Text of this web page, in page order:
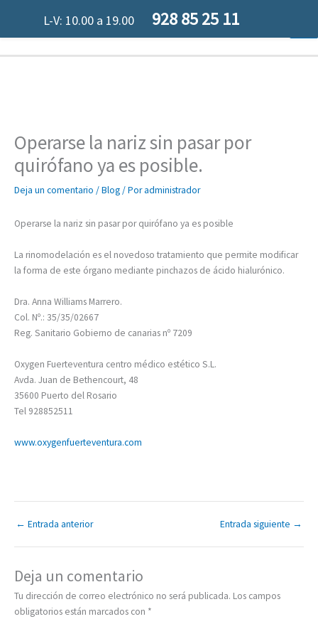
contenido
Operarse la nariz sin pasar por
quirófano ya es posible.
Deja un comentario /Blog/ Poradministrador
Operarse la nariz sin pasar por quirófano ya es posible
La rinomodelación es el novedoso tratamiento que permite modificar
la forma de este órgano mediante pinchazos de ácido hialurónico.
Dra. Anna Williams Marrero.
Col. Nº.: 35/35/02667
Reg. Sanitario Gobierno de canarias nº 7209
Oxygen Fuerteventura centro médico estético S.L.
Avda. Juan de Bethencourt, 48
35600 Puerto del Rosario
Tel 928852511
www.oxygenfuerteventura.com
← Entrada anterior Entrada siguiente →
Deja un comentario
Tu dirección de correo electrónico no será publicada. Los campos
obligatorios están marcados con *
L-V: 10.00 a 19.00 928 85 25 11